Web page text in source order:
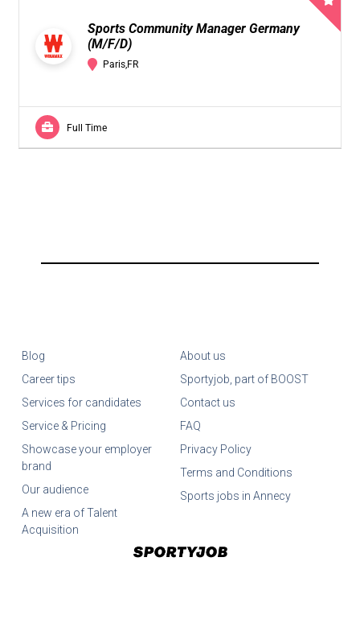
Sports Community Manager Germany
(M/F/D)
Paris,FR
Full Time
Blog
Career tips
Services for candidates
Service & Pricing
Showcase your employer
brand
Our audience
A new era of Talent
Acquisition
About us
Sportyjob, part of BOOST
Contact us
FAQ
Privacy Policy
Terms and Conditions
Sports jobs in Annecy